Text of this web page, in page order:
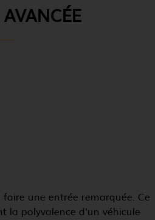
une entrée remarquée. Ce
la polyvalence d'un véhicule